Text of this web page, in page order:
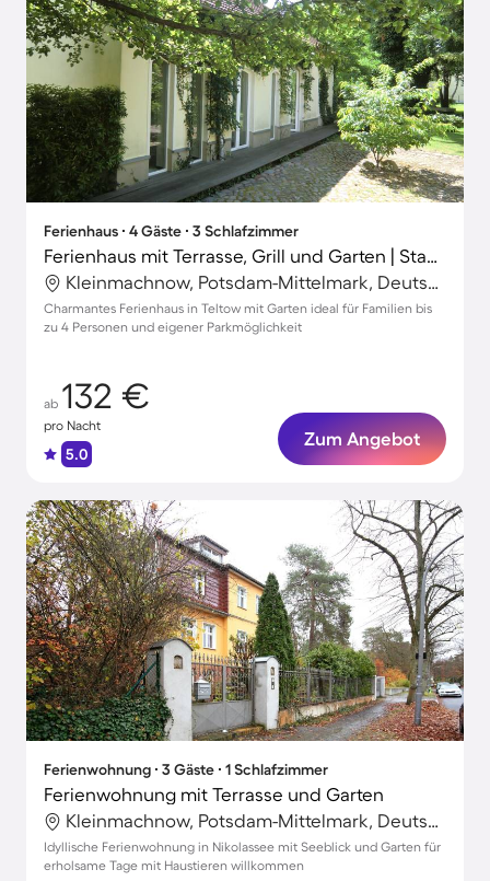
Ferienhaus ∙ 4 Gäste ∙ 3 Schlafzimmer
Ferienhaus mit Terrasse, Grill und Garten | Stadtblick | Ideal für Homeoffice
Kleinmachnow, Potsdam-Mittelmark, Deutschland
Charmantes Ferienhaus in Teltow mit Garten ideal für Familien bis
zu 4 Personen und eigener Parkmöglichkeit
ab 132 €
pro Nacht
5.0
Zum Angebot
Ferienwohnung ∙ 3 Gäste ∙ 1 Schlafzimmer
Ferienwohnung mit Terrasse und Garten
Kleinmachnow, Potsdam-Mittelmark, Deutschland
Idyllische Ferienwohnung in Nikolassee mit Seeblick und Garten für
erholsame Tage mit Haustieren willkommen